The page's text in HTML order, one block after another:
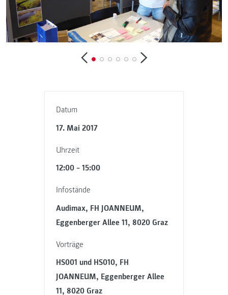
Datum
17. Mai 2017
Uhrzeit
12:00 – 15:00
Infostände
Audimax, FH JOANNEUM,
Eggenberger Allee 11, 8020 Graz
Vorträge
HS001 und HS010, FH
JOANNEUM, Eggenberger Allee
11, 8020 Graz